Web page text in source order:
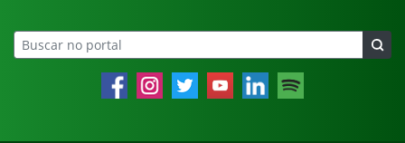
FacebookInstagramTwitter YouTube LinkedIn Spotify